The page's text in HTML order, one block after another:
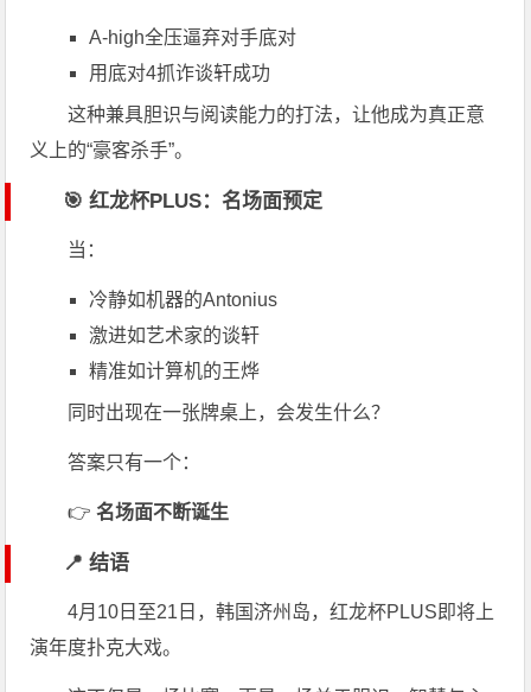
A-high全压逼弃对手底对
用底对4抓诈谈轩成功
这种兼具胆识与阅读能力的打法，让他成为真正意
义上的“豪客杀手”。
🎯 红龙杯PLUS：名场面预定
当：
冷静如机器的Antonius
激进如艺术家的谈轩
精准如计算机的王烨
同时出现在一张牌桌上，会发生什么？
答案只有一个：
👉名场面不断诞生
📍 结语
4月10日至21日，韩国济州岛，红龙杯PLUS即将上
演年度扑克大戏。